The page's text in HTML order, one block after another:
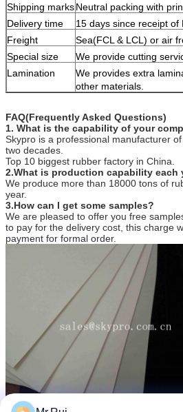
Shipping marksNeutral packing with
Delivery time
15 days since receipt
Freight
Sea(FCL & LCL) or air
Special size
We provide cutting
Lamination
We provides extra
other materials.
FAQ(Frequently Asked Questions)
1. What is the capability of your
Skypro is a professional manufacturer
two decades.
Top 10 biggest rubber factory in China.
2.What is production capability each
We produce more than 18000 tons of
year.
3.How can I get some samples?
We are pleased to offer you free
to pay for the delivery cost, this charge
payment for formal order.